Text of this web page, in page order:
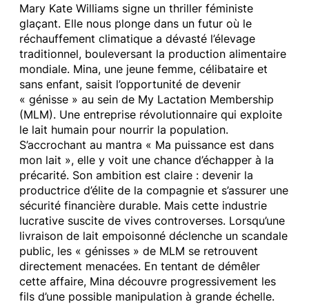
Mary Kate Williams signe un thriller féministe
glaçant. Elle nous plonge dans un futur où le
réchauffement climatique a dévasté l’élevage
traditionnel, bouleversant la production alimentaire
mondiale. Mina, une jeune femme, célibataire et
sans enfant, saisit l’opportunité de devenir
« génisse » au sein de My Lactation Membership
(MLM). Une entreprise révolutionnaire qui exploite
le lait humain pour nourrir la population.
S’accrochant au mantra « Ma puissance est dans
mon lait », elle y voit une chance d’échapper à la
précarité. Son ambition est claire : devenir la
productrice d’élite de la compagnie et s’assurer une
sécurité financière durable. Mais cette industrie
lucrative suscite de vives controverses. Lorsqu’une
livraison de lait empoisonné déclenche un scandale
public, les « génisses » de MLM se retrouvent
directement menacées. En tentant de démêler
cette affaire, Mina découvre progressivement les
fils d’une possible manipulation à grande échelle.